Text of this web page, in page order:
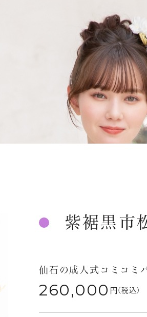
紫裾黒
仙石の成人式コミコミ
260,000 円 (税込)